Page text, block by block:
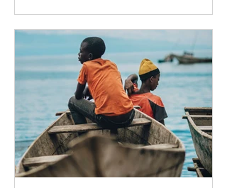
seguridad para mujeres
migrantes. Este evento estuvo
marcado por un hito de gran
relevancia institucional: la visita y
participación directa de las
representantes del proyecto
europeo RIZA, quienes viajaron
desde Bruselas para prese